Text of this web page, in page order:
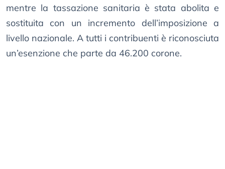
mentre la tassazione sanitaria è stata abolita e
sostituita con un incremento dell’imposizione a
livello nazionale. A tutti i contribuenti è riconosciuta
un’esenzione che parte da 46.200 corone.